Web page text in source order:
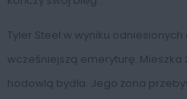
Tyler Steel w wyniku
wcześniejszą emeryturę. Mieszka
hodowlą bydła. Jego żona